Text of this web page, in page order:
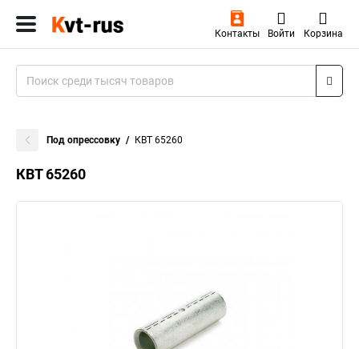
Контакты Войти Корзина
Под опрессовку КВТ 65260
КВТ 65260